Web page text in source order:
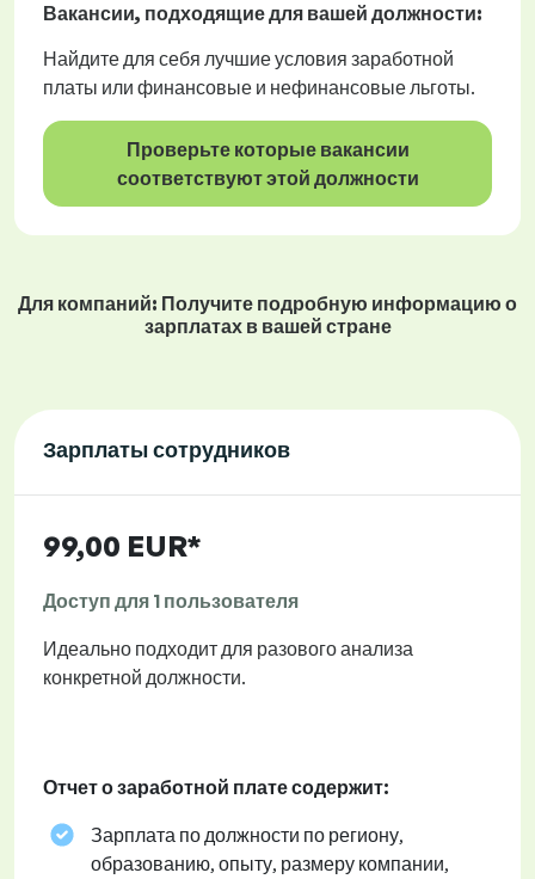
Вакансии, подходящие для вашей должности:
Найдите для себя лучшие условия заработной
платы или финансовые и нефинансовые льготы.
Проверьте которые вакансии
соответствуют этой должности
Для компаний: Получите подробную информацию о
зарплатах в вашей стране
Зарплаты сотрудников
99,00 EUR*
Доступ для 1 пользователя
Идеально подходит для разового анализа
конкретной должности.
Отчет о заработной плате содержит:
Зарплата по должности по региону,
образованию, опыту, размеру компании,